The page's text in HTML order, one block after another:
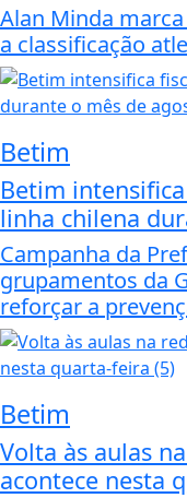
Alan Minda
a classificação
Betim
Betim
linha chilena
Campanha da
grupamentos da
reforçar a
Betim
Volta às aulas
acontece nesta